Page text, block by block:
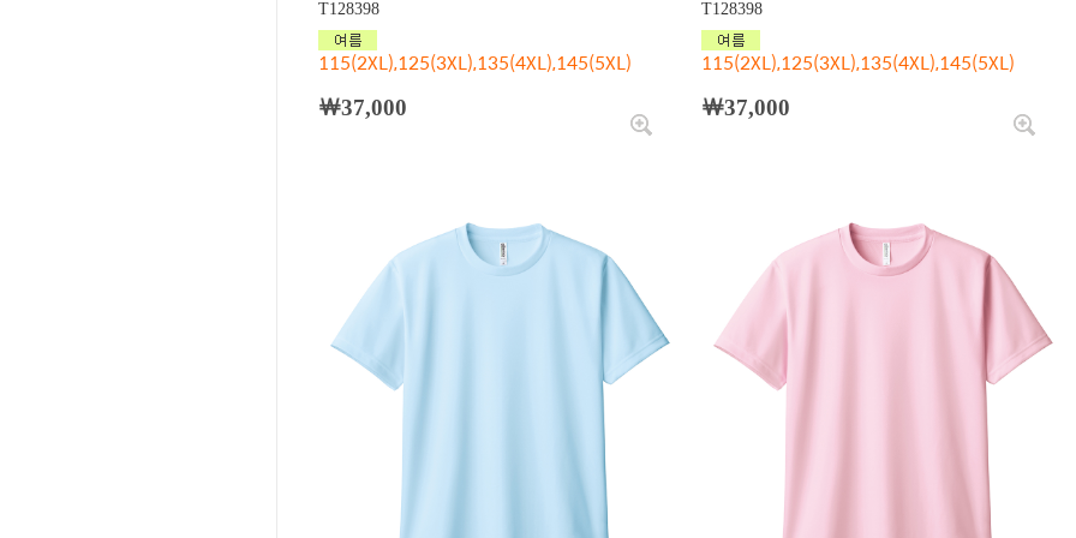
T128398
115(2XL),125(3XL),135(4XL),145(5XL)
￦37,000
T128398
115(2XL),125(3XL),135(4XL),145(5XL)
￦37,000